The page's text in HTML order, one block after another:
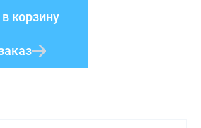
корзину